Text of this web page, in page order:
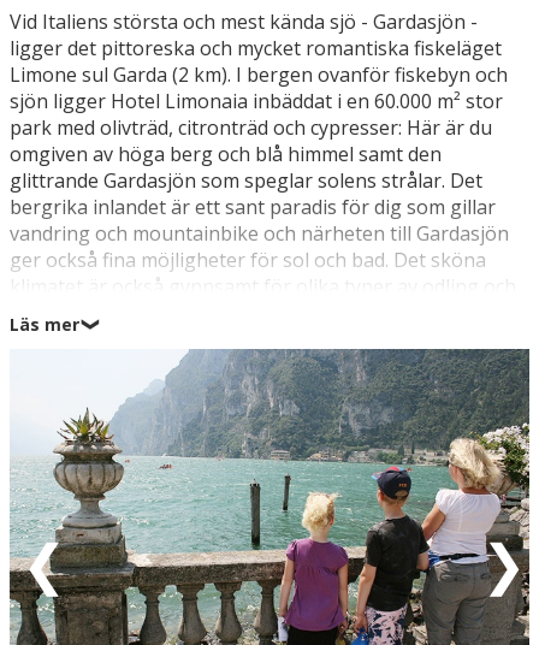
Vid Italiens största och mest kända sjö - Gardasjön -
ligger det pittoreska och mycket romantiska fiskeläget
Limone sul Garda (2 km). I bergen ovanför fiskebyn och
sjön ligger Hotel Limonaia inbäddat i en 60.000 m² stor
park med olivträd, citronträd och cypresser: Här är du
omgiven av höga berg och blå himmel samt den
glittrande Gardasjön som speglar solens strålar. Det
bergrika inlandet är ett sant paradis för dig som gillar
vandring och mountainbike och närheten till Gardasjön
ger också fina möjligheter för sol och bad. Det sköna
klimatet är också gynnsamt för olika typer av odling och
detta område är mycket känt för sina citronplantager och
sin smakrika olivolja, så passa på att köpa smakrika
På Hotel Limonaia har du under varma sommardagar fina
möjligheter för att svalka dig med ett dopp i hotellets
utomhus swimmingpool med skön utsikt över Gardasjön
och bergen, och här har barnen dessutom sin egen pool.
Dessutom finns det wellnessavdelning med inomhuspool
så oavsett väder och vind är du garanterad en härlig
badsemester. Passa också på att vandra i de vackra
omgivningarna, inte så långt ifrån hotellet ligger det
bland annat ett litet brusande vattenfall.
Läs mer❯